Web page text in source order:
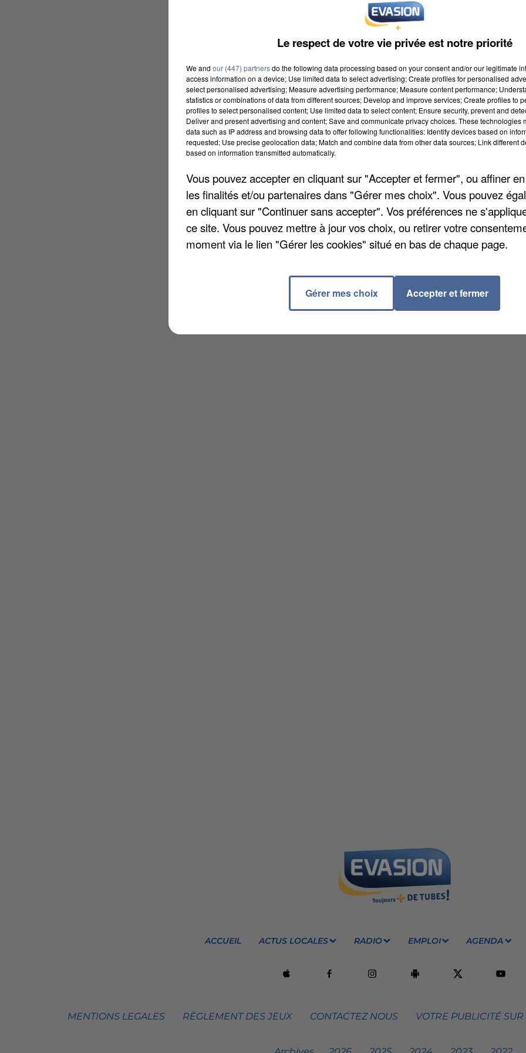
ACCUEIL ACTUS LOCALES RADIO EMPLOI AGENDA
MENTIONS LEGALES RÈGLEMENT DES JEUX CONTACTEZ NOUS VOTRE PUBLICITÉ
Le respect de votre vie privée est notre priorité
We and our (447) partnersdo the following data processing based on your consent and/or our legitimate
access information on a device; Use limited data to select advertising; Create profiles for personalised
select personalised advertising; Measure advertising performance; Measure content performance;
statistics or combinations of data from different sources; Develop and improve services; Create profiles to
profiles to select personalised content; Use limited data to select content; Ensure security, prevent and
Deliver and present advertising and content; Save and communicate privacy choices. These technologies
data such as IP address and browsing data to offer following functionalities: Identify devices based on
requested; Use precise geolocation data; Match and combine data from other data sources; Link different
based on information transmitted automatically.
Vous pouvez accepter en cliquant sur "Accepter et fermer", ou affiner
les finalités et/ou partenaires dans "Gérer mes choix". Vous pouvez
en cliquant sur "Continuer sans accepter". Vos préférences ne
ce site. Vous pouvez mettre à jour vos choix, ou retirer votre
moment via le lien "Gérer les cookies" situé en bas de chaque page.
Gérer mes choix Accepter et fermer